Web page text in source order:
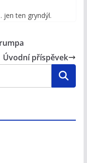
jen ten gryndýl.
Úvodní příspěvek